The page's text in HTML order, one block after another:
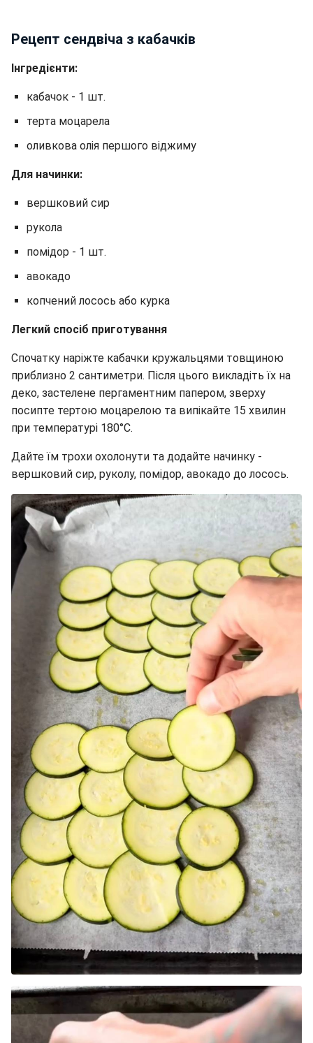
Рецепт сендвіча з кабачків
Інгредієнти:
кабачок - 1 шт.
терта моцарела
оливкова олія першого віджиму
Для начинки:
вершковий сир
рукола
помідор - 1 шт.
авокадо
копчений лосось або курка
Легкий спосіб приготування
Спочатку наріжте кабачки кружальцями товщиною
приблизно 2 сантиметри. Після цього викладіть їх на
деко, застелене пергаментним папером, зверху
посипте тертою моцарелою та випікайте 15 хвилин
при температурі 180°C.
Дайте їм трохи охолонути та додайте начинку -
вершковий сир, руколу, помідор, авокадо до лосось.